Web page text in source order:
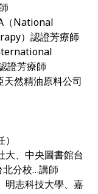
（National
）認證芳療師
證芳療師
然精油原料公司
大、中央圖書館台
北分校…講師
明志科技大學、嘉